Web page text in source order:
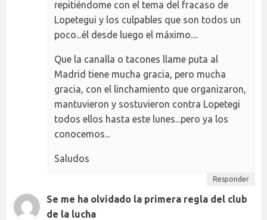
repitiéndome con el tema del fracaso de
Lopetegui y los culpables que son todos un
poco...él desde luego el máximo....
Que la canalla o tacones llame puta al
Madrid tiene mucha gracia, pero mucha
gracia, con el linchamiento que organizaron,
mantuvieron y sostuvieron contra Lopetegi
todos ellos hasta este lunes...pero ya los
conocemos...
Saludos
Responder
Se me ha olvidado la primera regla del club
de la lucha